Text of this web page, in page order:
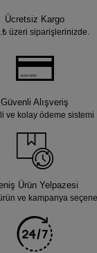
Ücretsiz Kargo
üzeri siparişlerinizde.
Güvenli Alışveriş
ve kolay ödeme sistemi
Ürün Yelpazesi
ve kampanya